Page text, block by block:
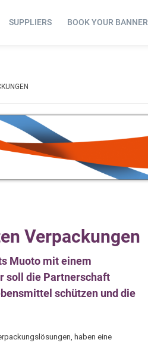
SUPPLIERS BOOK YOUR BANNER
Verpackungen
Muoto mit einem
soll die Partnerschaft
schützen und die
haben eine